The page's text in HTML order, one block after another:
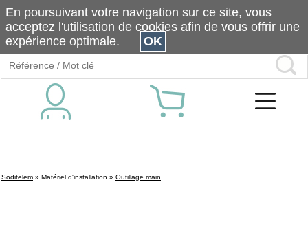
Soditelem » Matériel d'installation » Outillage main
En poursuivant votre navigation sur ce site, vous
acceptez l'utilisation de cookies afin de vous offrir une
expérience optimale.
OK